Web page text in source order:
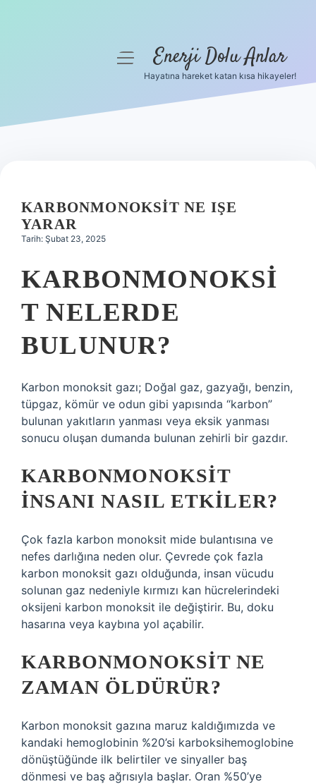
Hakkımızda
menüyüEnerji Dolu Anlar
Hayatına hareket katan kısa hikayeler!
KARBONMONOKSIT NE IŞE
YARAR
Tarih: Şubat 23, 2025
KARBONMONOKSI
T NELERDE
BULUNUR?
Karbon monoksit gazı; Doğal gaz, gazyağı, benzin,
tüpgaz, kömür ve odun gibi yapısında “karbon”
bulunan yakıtların yanması veya eksik yanması
sonucu oluşan dumanda bulunan zehirli bir gazdır.
KARBONMONOKSIT
INSANI NASIL ETKILER?
Çok fazla karbon monoksit mide bulantısına ve
nefes darlığına neden olur. Çevrede çok fazla
karbon monoksit gazı olduğunda, insan vücudu
solunan gaz nedeniyle kırmızı kan hücrelerindeki
oksijeni karbon monoksit ile değiştirir. Bu, doku
hasarına veya kaybına yol açabilir.
KARBONMONOKSIT NE
ZAMAN ÖLDÜRÜR?
Karbon monoksit gazına maruz kaldığımızda ve
kandaki hemoglobinin %20’si karboksihemoglobine
dönüştüğünde ilk belirtiler ve sinyaller baş
dönmesi ve baş ağrısıyla başlar. Oran %50’ye